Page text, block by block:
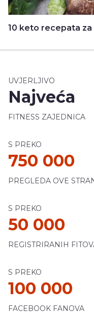
10 keto recepata
UVJERLJIVO
Najveća
FITNESS ZAJEDNICA
S PREKO
750 000
PREGLEDA OVE
S PREKO
50 000
REGISTRIRANIH
S PREKO
100 000
FACEBOOK FANOVA